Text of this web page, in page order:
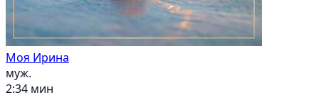
Моя Ирина
муж.
2:34 мин